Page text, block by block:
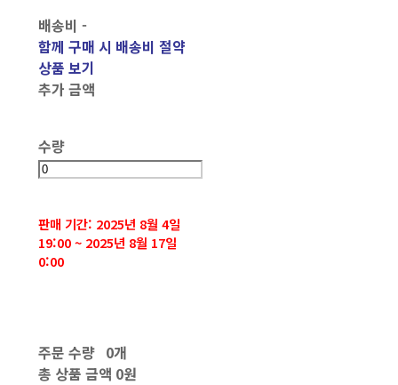
배송비 -
함께 구매 시 배송비 절약
상품 보기
추가 금액
수량
판매 기간: 2025년 8월 4일
19:00 ~ 2025년 8월 17일
0:00
주문 수량 0개
총 상품 금액 0원